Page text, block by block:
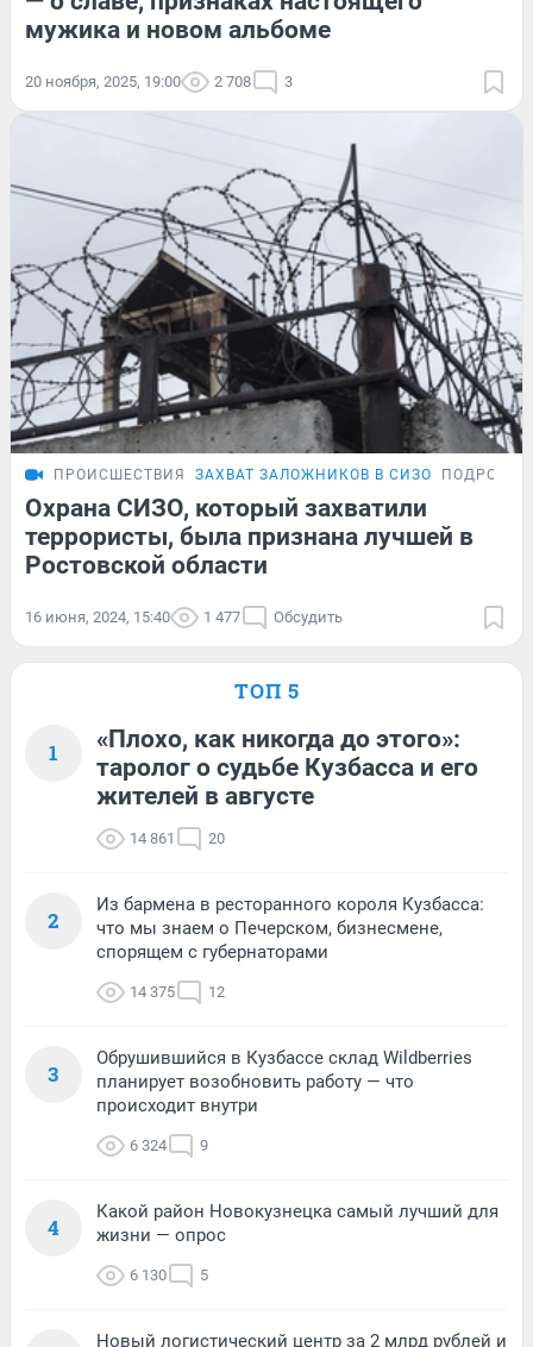
мужика и новом альбоме
20 ноября, 2025, 19:00 2 708 3
ПРОИСШЕСТВИЯ ЗАХВАТ ЗАЛОЖНИКОВ В СИЗО
Охрана СИЗО, который захватили
террористы, была признана лучшей в
Ростовской области
16 июня, 2024, 15:40 1 477 Обсудить
ТОП 5
1
«Плохо, как никогда до этого»:
таролог о судьбе Кузбасса и его
жителей в августе
14 861 20
2
Из бармена в ресторанного короля Кузбасса:
что мы знаем о Печерском, бизнесмене,
спорящем с губернаторами
14 375 12
3
Обрушившийся в Кузбассе склад Wildberries
планирует возобновить работу — что
происходит внутри
6 324 9
4
Какой район Новокузнецка самый лучший для
жизни — опрос
6 130 5
Новый логистический центр за 2 млрд рублей и